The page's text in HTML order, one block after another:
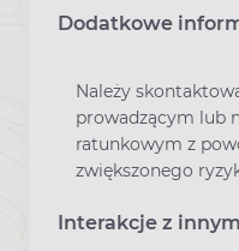
Dodatkowe
Należy
prowadzącym lub
ratunkowym z
zwiększonego
Interakcje z